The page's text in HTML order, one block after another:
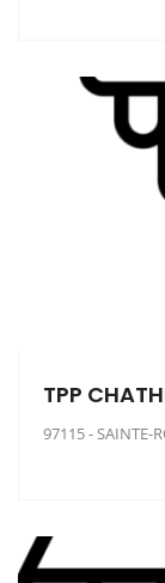
TPP
97115 - SAINTE-